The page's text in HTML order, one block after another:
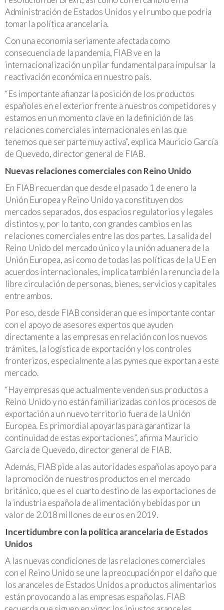
Administración de Estados Unidos y el rumbo que podría
tomar la política arancelaria.
Con una economía seriamente afectada como
consecuencia de la pandemia, FIAB ve en la
internacionalización un pilar fundamental para impulsar la
reactivación económica en nuestro país.
“Es importante afianzar la posición de los productos
españoles en el exterior frente a nuestros competidores y
estamos en un momento clave en la definición de las
relaciones comerciales internacionales en las que
tenemos que ser parte muy activa”, explica Mauricio García
de Quevedo, director general de FIAB.
Nuevas relaciones comerciales con Reino Unido
En FIAB recuerdan que desde el pasado 1 de enero la
Unión Europea y Reino Unido ya constituyen dos
mercados separados, dos espacios regulatorios y legales
distintos y, por lo tanto, con grandes cambios en las
relaciones comerciales entre las dos partes. La salida del
Reino Unido del mercado único y la unión aduanera de la
Unión Europea, así como de todas las políticas de la UE en
acuerdos internacionales, implica también la renuncia de la
libre circulación de personas, bienes, servicios y capitales
entre ambos.
Por eso, desde FIAB consideran que es importante contar
con el apoyo de asesores expertos que ayuden
directamente a las empresas en relación con los nuevos
trámites, la logística de exportación y los controles
fronterizos, especialmente a las pymes que exportan a este
mercado.
“Hay empresas que actualmente venden sus productos a
Reino Unido y no están familiarizadas con los procesos de
exportación a un nuevo territorio fuera de la Unión
Europea. Es primordial apoyarlas para garantizar la
continuidad de estas exportaciones”, afirma Mauricio
García de Quevedo, director general de FIAB.
Además, FIAB pide a las autoridades españolas apoyo para
la promoción de nuestros productos en el mercado
británico, que es el cuarto destino de las exportaciones de
la industria española de alimentación y bebidas por un
valor de 2.018 millones de euros en 2019.
Incertidumbre con la política arancelaria de Estados
Unidos
A las nuevas condiciones de las relaciones comerciales
con el Reino Unido se une la preocupación por el daño que
los aranceles de Estados Unidos a productos alimentarios
están provocando a las empresas españolas. FIAB